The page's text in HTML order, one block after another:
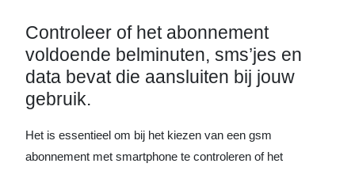
Controleer of het abonnement
voldoende belminuten, sms’jes en
data bevat die aansluiten bij jouw
gebruik.
Het is essentieel om bij het kiezen van een gsm
abonnement met smartphone te controleren of het